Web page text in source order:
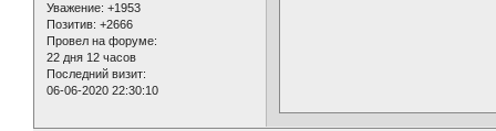
Уважение: +1953
Позитив: +2666
Провел на форуме:
22 дня 12 часов
Последний визит:
06-06-2020 22:30:10